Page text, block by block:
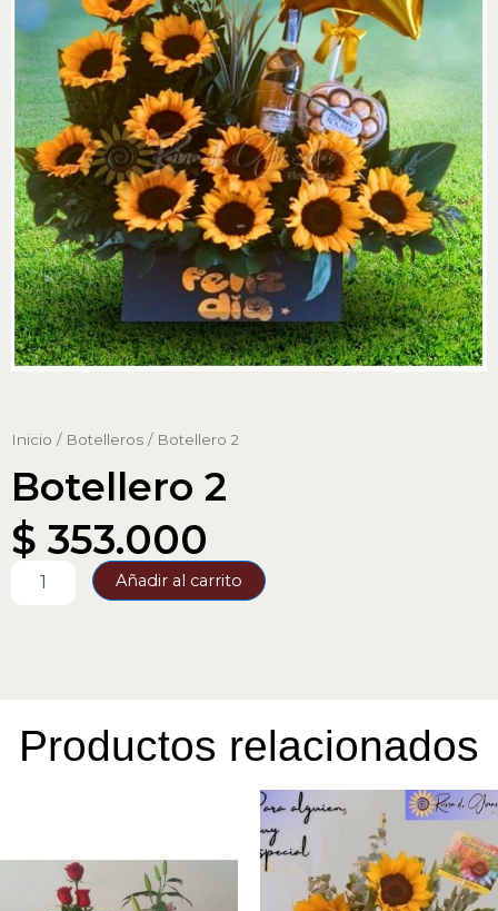
Inicio / Botelleros / Botellero 2
Botellero 2
$ 353.000
Añadir al carrito
Productos relacionados